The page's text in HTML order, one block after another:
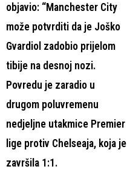
objavio: “Manchester City
može potvrditi da je Joško
Gvardiol zadobio prijelom
tibije na desnoj nozi.
Povredu je zaradio u
drugom poluvremenu
nedjeljne utakmice Premier
lige protiv Chelseaja, koja je
završila 1:1.